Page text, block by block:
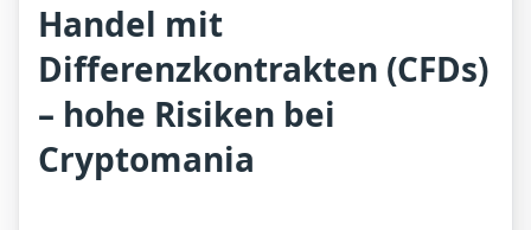
Handel mit
Differenzkontrakten (CFDs)
– hohe Risiken bei
Cryptomania